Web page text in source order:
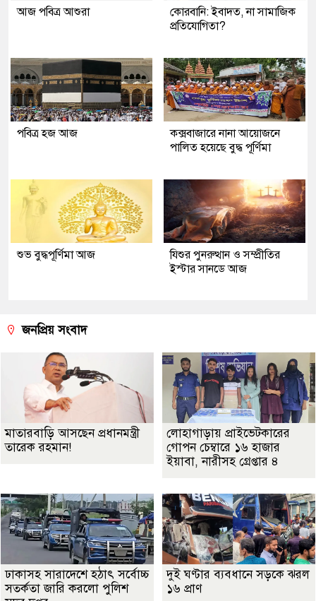
আজ পবিত্র আশুরা
কোরবানি: ইবাদত, না সামাজিক
প্রতিযোগিতা?
পবিত্র হজ আজ
কক্সবাজারে নানা আয়োজনে
পালিত হয়েছে বুদ্ধ পূর্ণিমা
শুভ বুদ্ধপূর্ণিমা আজ
যিশুর পুনরুত্থান ও সম্প্রীতির
ইস্টার সানডে আজ
জনপ্রিয় সংবাদ
মাতারবাড়ি আসছেন প্রধানমন্ত্রী
তারেক রহমান!
লোহাগাড়ায় প্রাইভেটকারের
গোপন চেম্বারে ১৬ হাজার
ইয়াবা, নারীসহ গ্রেপ্তার ৪
ঢাকাসহ সারাদেশে হঠাৎ সর্বোচ্চ
সতর্কতা জা‌রি করলো পুলিশ
দুই ঘণ্টার ব্যবধানে সড়কে ঝরল
১৬ প্রাণ